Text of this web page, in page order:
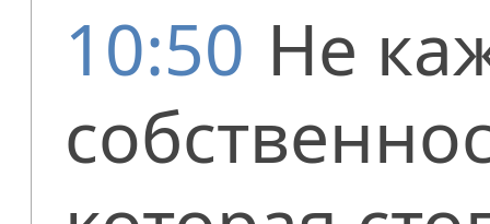
10:50 Не